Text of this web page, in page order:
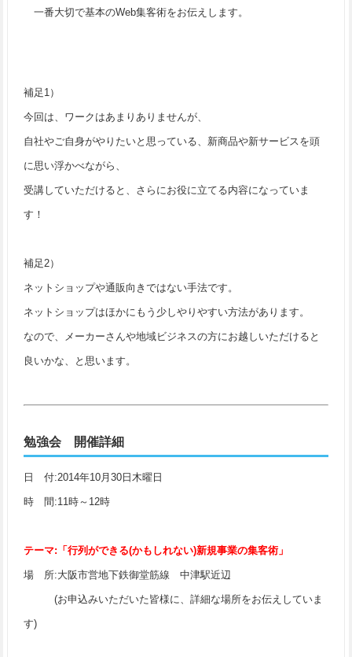
一番大切で基本のWeb集客術をお伝えします。
補足1）
今回は、ワークはあまりありませんが、
自社やご自身がやりたいと思っている、新商品や新サービスを頭
に思い浮かべながら、
受講していただけると、さらにお役に立てる内容になっていま
す！
補足2）
ネットショップや通販向きではない手法です。
ネットショップはほかにもう少しやりやすい方法があります。
なので、メーカーさんや地域ビジネスの方にお越しいただけると
良いかな、と思います。
勉強会 開催詳細
日 付:2014年10月30日木曜日
時 間:11時～12時
テーマ:「行列ができる(かもしれない)新規事業の集客術」
場 所:大阪市営地下鉄御堂筋線 中津駅近辺
(お申込みいただいた皆様に、詳細な場所をお伝えしていま
す)